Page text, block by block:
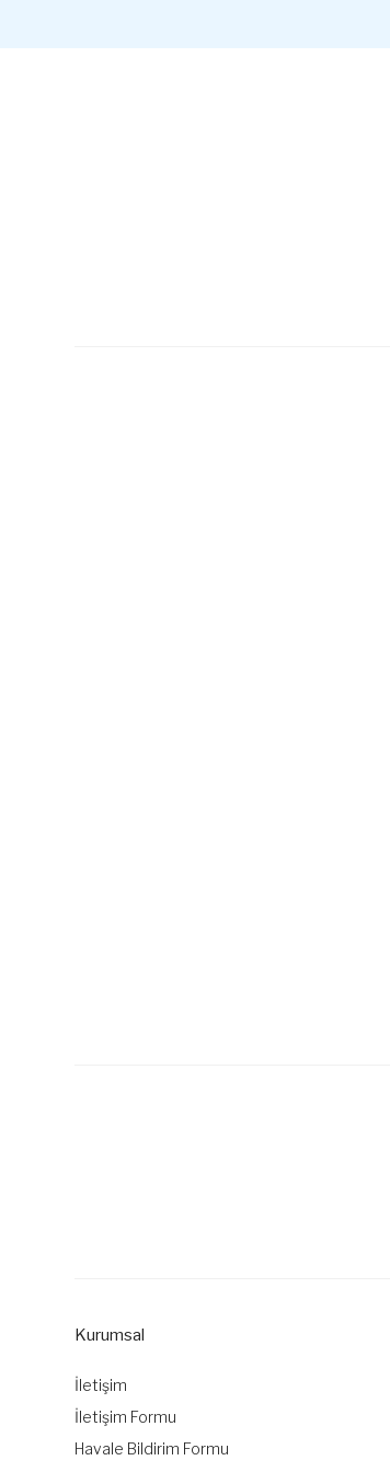
Ürün bilgilerinde hatalar bulunuyor.
Bu ürüne benzer farklı alternatifler olmalı.
Kurumsal
İletişim
İletişim Formu
Havale Bildirim Formu